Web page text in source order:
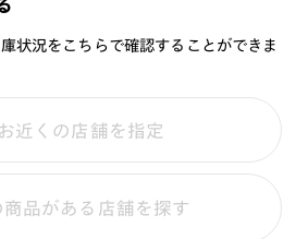
として使用しないで下さい。
保護するものではありません。
脱可能な構造になっています。強い風
振動・ひねりが加わる場合等は脱落の
用をお控え下さい。
ートを外した状態で行って下さい。
管をしないで下さい。
との接触は、傷の原因となるため避け
ル：樹脂
能なレンズはショッピングカート内で表示され
ズ交換券を発行】をお選びのうえ、店頭にてオ
よっては作成できない場合がございます。
レンズは商品名に＜R!M＞の記載があるフレー
ッティング
でもお気軽に
状況をこちらで確認することができま
お近くの店舗を指定
商品がある店舗を探す